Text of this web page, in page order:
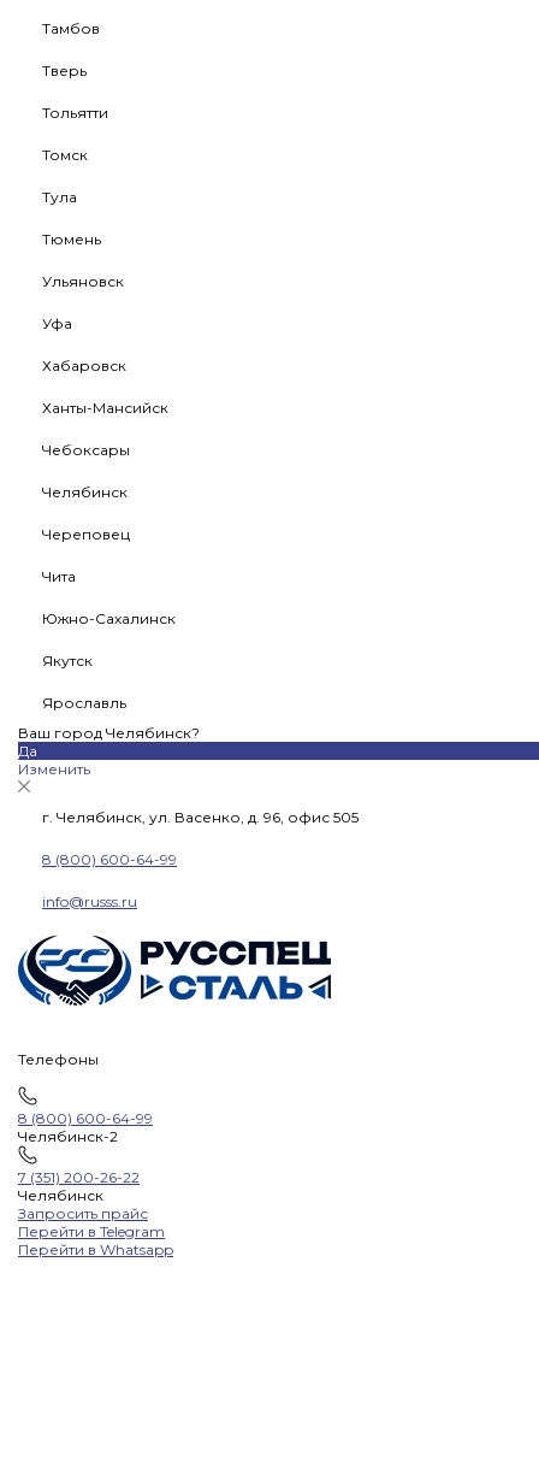
Тамбов
Тверь
Тольятти
Томск
Тула
Тюмень
Ульяновск
Уфа
Хабаровск
Ханты-Мансийск
Чебоксары
Челябинск
Череповец
Чита
Южно-Сахалинск
Якутск
Ярославль
Ваш город Челябинск?
Да
Изменить
г. Челябинск, ул. Васенко, д. 96, офис 505
8 (800) 600-64-99
info@russs.ru
Телефоны
8 (800) 600-64-99
Челябинск-2
7 (351) 200-26-22
Челябинск
Запросить прайс
Перейти в Telegram
Перейти в Whatsapp